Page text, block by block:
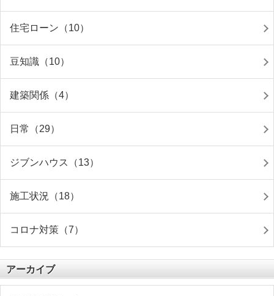
住宅ローン（10）
豆知識（10）
建築関係（4）
日常（29）
ジブンハウス（13）
施工状況（18）
コロナ対策（7）
アーカイブ